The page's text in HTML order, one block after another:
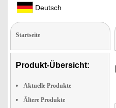
Deutsch
Startseite
Produkt-Übersicht:
Aktuelle Produkte
Ältere Produkte